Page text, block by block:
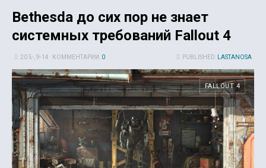
Bethesda до сих пор не знает
системных требований Fallout 4
PUBLISHED: LASTANOSA
20 5-, 9-14 КОММЕНТАРИИ: 0
FALLOUT 4